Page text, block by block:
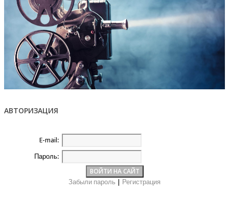
АВТОРИЗАЦИЯ
E-mail:
Пароль:
Забыли пароль Регистрация